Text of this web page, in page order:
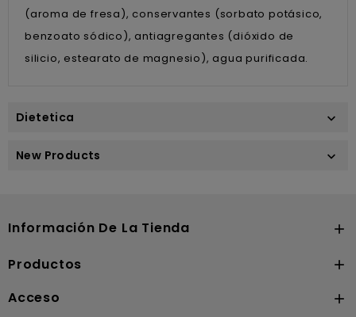
(aroma de fresa), conservantes (sorbato potásico,
benzoato sódico), antiagregantes (dióxido de
silicio, estearato de magnesio), agua purificada.
Dietetica 
New Products 
Información De La Tienda 
Productos 
Acceso 